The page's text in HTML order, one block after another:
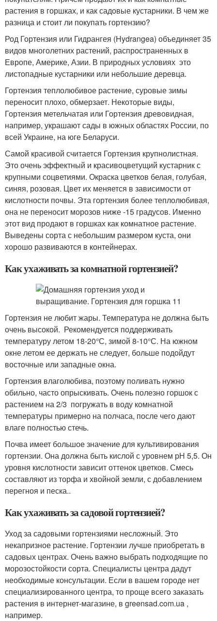
растения в горшках, и как садовые кустарники. В чем же
разница и стоит ли покупать гортензию?
Род Гортензия или Гидрангея (Hydrangea) объединяет 35
видов многолетних растений, распространенных в
Европе, Америке, Азии. В природных условиях это
листопадные кустарники или небольшие деревца.
Гортензия теплолюбивое растение, суровые зимы
переносит плохо, обмерзает. Некоторые виды,
Гортензия метельчатая или Гортензия древовидная,
например, украшают сады в южных областях России, по
всей Украине, на юге Беларуси.
Самой красивой считается Гортензия крупнолистная.
Это очень эффектный и красивоцветущий кустарник с
крупными соцветиями. Окраска цветков белая, голубая,
синяя, розовая. Цвет их меняется в зависимости от
кислотности почвы. Эта гортензия более теплолюбивая,
она не переносит морозов ниже -15 градусов. Именно
этот вид продают в горшках как комнатное растение.
Выведены сорта с небольшим размером куста, они
хорошо развиваются в контейнерах.
Как ухаживать за комнатной гортензией?
Гортензия не любит жары. Температура не должна быть
очень высокой. Рекомендуется поддерживать
температуру летом 18-20°С, зимой 8-10°С. На южном
окне летом ее держать не следует, больше подойдут
восточные или западные окна.
Гортензия влаголюбива, поэтому поливать нужно
обильно, часто опрыскивать. Очень полезно горшок с
растением на 2/3 погружать в воду комнатной
температуры примерно на полчаса, после чего дают
влаге полностью стечь.
Почва имеет большое значение для культивирования
гортензии. Она должна быть кислой с уровнем рН 5,5. Он
уровня кислотности зависит оттенок цветков. Смесь
составляют из торфа и хвойной земли, с добавлением
перегноя и песка..
Как ухаживать за садовой гортензией?
Уход за садовыми гортензиями несложный. Это
некапризное растение. Гортензии лучше приобретать в
садовых центрах. Очень важно выбрать подходящие по
морозостойкости сорта. Специалисты центра дадут
необходимые консультации. Если в вашем городе нет
специализированного центра, то проще всего заказать
растения в интернет-магазине, в greensad.com.ua ,
например.